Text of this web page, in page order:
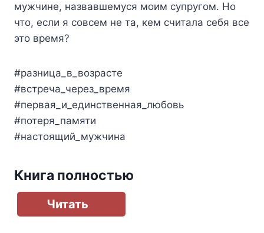
мужчине, назвавшемуся моим супругом. Но
что, если я совсем не та, кем считала себя все
это время?
#разница_в_возрасте
#встреча_через_время
#первая_и_единственная_любовь
#потеря_памяти
#настоящий_мужчина
Книга полностью
Читать